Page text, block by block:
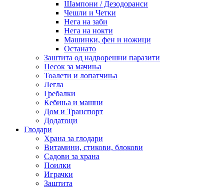
Шампони / Дезодоранси
Чешли и Четки
Нега на заби
Нега на нокти
Машинки, фен и ножици
Останато
Заштита од надворешни паразити
Песок за мачиња
Тоалети и лопатчиња
Легла
Гребалки
Ќебиња и машни
Дом и Транспорт
Додатоци
Глодари
Храна за глодари
Витамини, стикови, блокови
Садови за храна
Поилки
Играчки
Заштита